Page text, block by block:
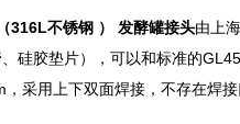
316L不锈钢 ） 发酵罐接头由上
、硅胶垫片），可以和标准的
采用上下双面焊接，不存在焊